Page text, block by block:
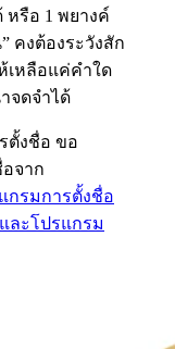
หรือ 1 พยางค์
คงต้องระวังสัก
เหลือแค่คำใด
จดจำได้
ตั้งชื่อ ขอ
จาก
กรมการตั้งชื่อ
ละโปรแกรม